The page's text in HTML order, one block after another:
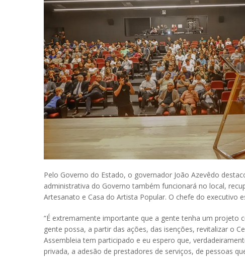
Pelo Governo do Estado, o governador João Azevêdo
administrativa do Governo também funcionará no local,
Artesanato e Casa do Artista Popular. O chefe do executivo
“É extremamente importante que a gente tenha um projeto
gente possa, a partir das ações, das isenções, revitalizar o
Assembleia tem participado e eu espero que,
privada, a adesão de prestadores de serviços, de pessoas